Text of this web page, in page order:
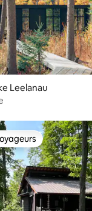
Leelanau
les plus